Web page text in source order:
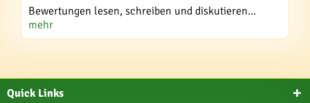
Bewertungen lesen, schreiben und diskutieren...
mehr
Quick Links